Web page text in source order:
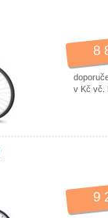
8
v Kč vč.
9